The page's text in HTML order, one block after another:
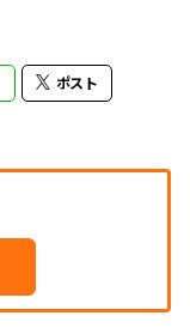
ポスト